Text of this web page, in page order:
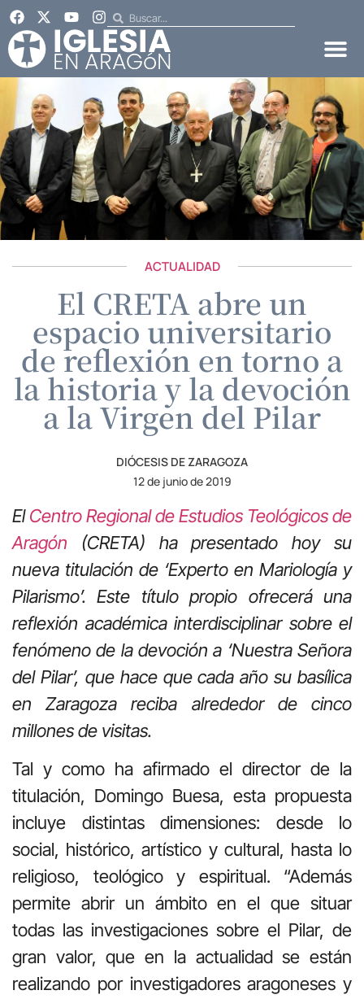
ACTUALIDAD
El CRETA abre un
espacio universitario
de reflexión en torno a
la historia y la devoción
a la Virgen del Pilar
DIÓCESIS DE ZARAGOZA
12 de junio de 2019
ElCentro Regional de Estudios Teológicos de
Aragón (CRETA) ha presentado hoy su
nueva titulación de ‘Experto en Mariología y
Pilarismo’. Este título propio ofrecerá una
reflexión académica interdisciplinar sobre el
fenómeno de la devoción a ‘Nuestra Señora
del Pilar’, que hace que cada año su basílica
en Zaragoza reciba alrededor de cinco
millones de visitas.
Tal y como ha afirmado el director de la
titulación, Domingo Buesa, esta propuesta
incluye distintas dimensiones: desde lo
social, histórico, artístico y cultural, hasta lo
religioso, teológico y espiritual. “Además
permite abrir un ámbito en el que situar
todas las investigaciones sobre el Pilar, de
gran valor, que en la actualidad se están
realizando por investigadores aragoneses y